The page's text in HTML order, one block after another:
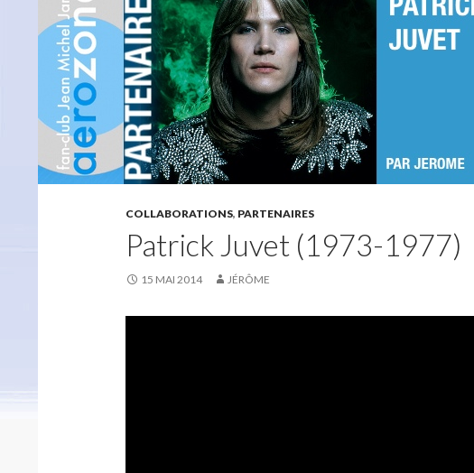
COLLABORATIONS, PARTENAIRES
Patrick Juvet (1973-1977)
15 MAI 2014 JÉRÔME